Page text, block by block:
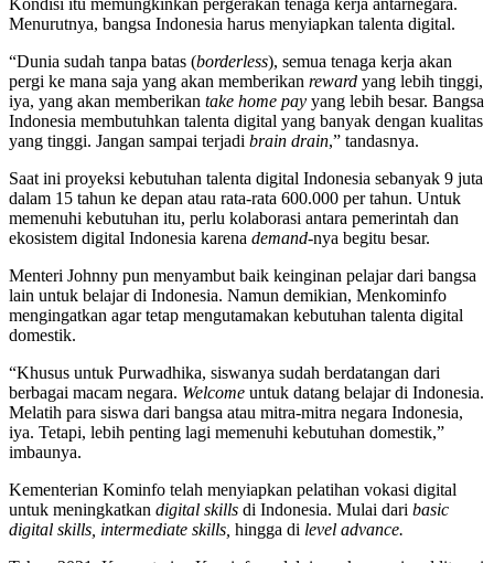
Menurutnya, bangsa Indonesia harus menyiapkan talenta digital.
“Dunia sudah tanpa batas (borderless), semua tenaga kerja akan
pergi ke mana saja yang akan memberikan reward yang lebih tinggi,
iya, yang akan memberikan take home pay yang lebih besar. Bangsa
Indonesia membutuhkan talenta digital yang banyak dengan kualitas
yang tinggi. Jangan sampai terjadi brain drain,” tandasnya.
Saat ini proyeksi kebutuhan talenta digital Indonesia sebanyak 9 juta
dalam 15 tahun ke depan atau rata-rata 600.000 per tahun. Untuk
memenuhi kebutuhan itu, perlu kolaborasi antara pemerintah dan
ekosistem digital Indonesia karena demand-nya begitu besar.
Menteri Johnny pun menyambut baik keinginan pelajar dari bangsa
lain untuk belajar di Indonesia. Namun demikian, Menkominfo
mengingatkan agar tetap mengutamakan kebutuhan talenta digital
domestik.
“Khusus untuk Purwadhika, siswanya sudah berdatangan dari
berbagai macam negara. Welcome untuk datang belajar di Indonesia.
Melatih para siswa dari bangsa atau mitra-mitra negara Indonesia,
iya. Tetapi, lebih penting lagi memenuhi kebutuhan domestik,”
imbaunya.
Kementerian Kominfo telah menyiapkan pelatihan vokasi digital
untuk meningkatkan digital skills di Indonesia. Mulai dari basic
digital skills, intermediate skills, hingga di level advance.